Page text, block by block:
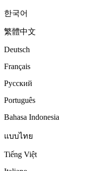
한국어
繁體中文
Deutsch
Français
Русский
Português
Bahasa Indonesia
แบบไทย
Tiếng Việt